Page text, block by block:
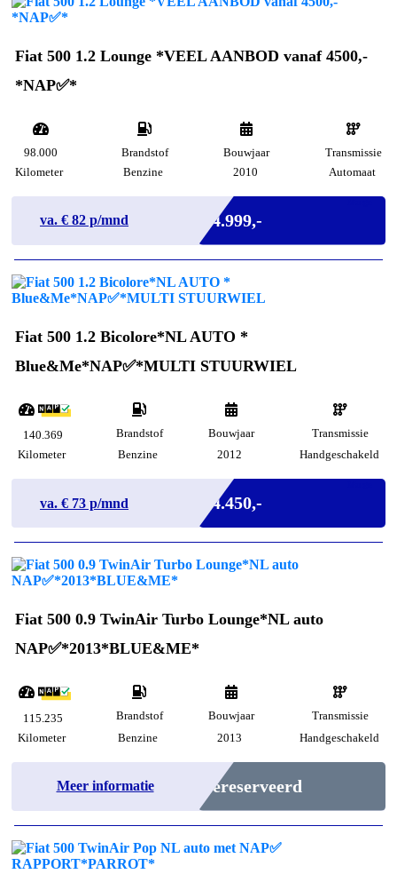
Fiat 500 1.2 Lounge *VEEL AANBOD vanaf 4500,-
*NAP✅*
98.000
Kilometer
Brandstof
Benzine
Bouwjaar
2010
Transmissie
Automaat
va. € 82 p/mnd € 4.999,-
Fiat 500 1.2 Bicolore*NL AUTO *
Blue&Me*NAP✅*MULTI STUURWIEL
140.369
Kilometer
Brandstof
Benzine
Bouwjaar
2012
Transmissie
Handgeschakeld
va. € 73 p/mnd € 4.450,-
Fiat 500 0.9 TwinAir Turbo Lounge*NL auto
NAP✅*2013*BLUE&ME*
115.235
Kilometer
Brandstof
Benzine
Bouwjaar
2013
Transmissie
Handgeschakeld
Meer informatie Gereserveerd